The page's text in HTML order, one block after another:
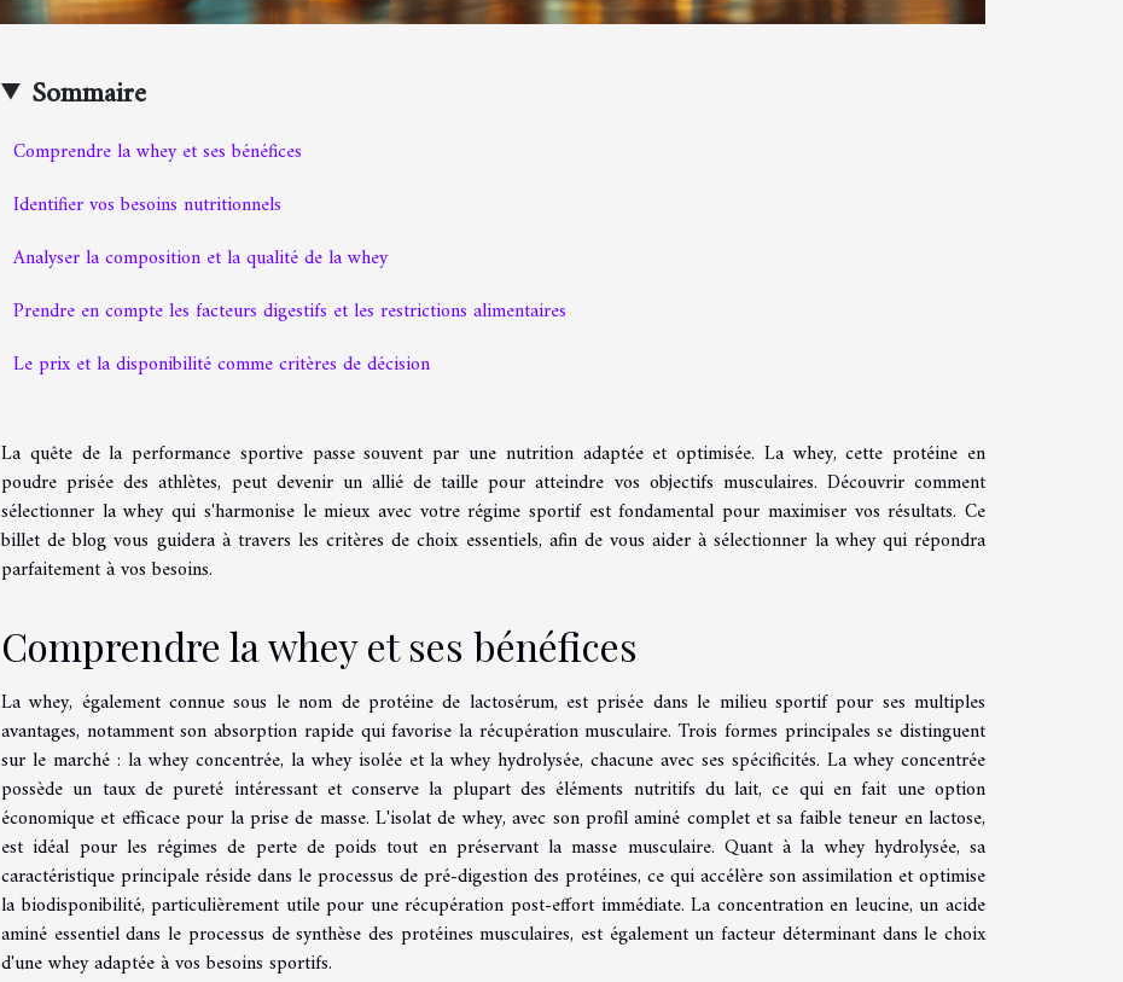
Sommaire
Comprendre la whey et ses bénéfices
Identifier vos besoins nutritionnels
Analyser la composition et la qualité de la whey
Prendre en compte les facteurs digestifs et les restrictions alimentaires
Le prix et la disponibilité comme critères de décision
La quête de la performance sportive passe souvent par une nutrition adaptée et optimisée. La whey, cette protéine en
poudre prisée des athlètes, peut devenir un allié de taille pour atteindre vos objectifs musculaires. Découvrir comment
sélectionner la whey qui s'harmonise le mieux avec votre régime sportif est fondamental pour maximiser vos résultats. Ce
billet de blog vous guidera à travers les critères de choix essentiels, afin de vous aider à sélectionner la whey qui répondra
parfaitement à vos besoins.
Comprendre la whey et ses bénéfices
La whey, également connue sous le nom de protéine de lactosérum, est prisée dans le milieu sportif pour ses multiples
avantages, notamment son absorption rapide qui favorise la récupération musculaire. Trois formes principales se distinguent
sur le marché : la whey concentrée, la whey isolée et la whey hydrolysée, chacune avec ses spécificités. La whey concentrée
possède un taux de pureté intéressant et conserve la plupart des éléments nutritifs du lait, ce qui en fait une option
économique et efficace pour la prise de masse. L'isolat de whey, avec son profil aminé complet et sa faible teneur en lactose,
est idéal pour les régimes de perte de poids tout en préservant la masse musculaire. Quant à la whey hydrolysée, sa
caractéristique principale réside dans le processus de pré-digestion des protéines, ce qui accélère son assimilation et optimise
la biodisponibilité, particulièrement utile pour une récupération post-effort immédiate. La concentration en leucine, un acide
aminé essentiel dans le processus de synthèse des protéines musculaires, est également un facteur déterminant dans le choix
d'une whey adaptée à vos besoins sportifs.